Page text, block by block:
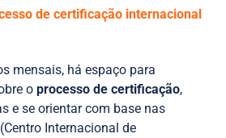
de certificação internacional
mensais, há espaço para
o processo de certificação,
e se orientar com base nas
(Centro Internacional de